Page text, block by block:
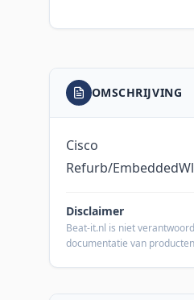
OMSCHRIJVING
Cisco
Refurb/
Disclaimer
Beat-it.nl is niet
documentatie van